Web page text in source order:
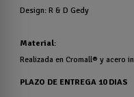
Design: R & D Gedy
Material:
Realizada en Cromall® y acero
PLAZO DE ENTREGA 10 DIAS